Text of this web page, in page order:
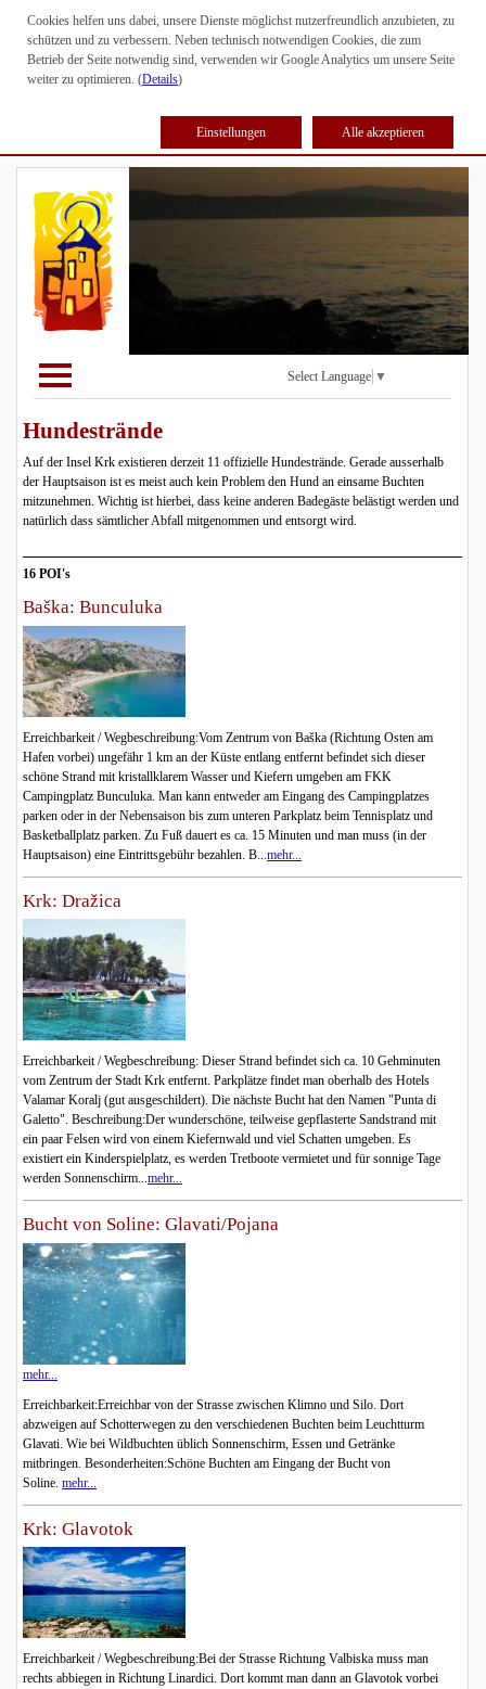
Cookies helfen uns dabei, unsere Dienste möglichst nutzerfreundlich anzubieten, zu
schützen und zu verbessern. Neben technisch notwendigen Cookies, die zum
Betrieb der Seite notwendig sind, verwenden wir Google Analytics um unsere Seite
weiter zu optimieren. (Details)
Einstellungen Alle akzeptieren
Select Language ▼
Hundestrände
Auf der Insel Krk existieren derzeit 11 offizielle Hundestrände. Gerade ausserhalb
der Hauptsaison ist es meist auch kein Problem den Hund an einsame Buchten
mitzunehmen. Wichtig ist hierbei, dass keine anderen Badegäste belästigt werden und
natürlich dass sämtlicher Abfall mitgenommen und entsorgt wird.
16 POI's
Baška: Bunculuka
Erreichbarkeit / Wegbeschreibung:Vom Zentrum von Baška (Richtung Osten am
Hafen vorbei) ungefähr 1 km an der Küste entlang entfernt befindet sich dieser
schöne Strand mit kristallklarem Wasser und Kiefern umgeben am FKK
Campingplatz Bunculuka. Man kann entweder am Eingang des Campingplatzes
parken oder in der Nebensaison bis zum unteren Parkplatz beim Tennisplatz und
Basketballplatz parken. Zu Fuß dauert es ca. 15 Minuten und man muss (in der
Hauptsaison) eine Eintrittsgebühr bezahlen. B... mehr...
Krk: Dražica
Erreichbarkeit / Wegbeschreibung: Dieser Strand befindet sich ca. 10 Gehminuten
vom Zentrum der Stadt Krk entfernt. Parkplätze findet man oberhalb des Hotels
Valamar Koralj (gut ausgeschildert). Die nächste Bucht hat den Namen "Punta di
Galetto". Beschreibung:Der wunderschöne, teilweise gepflasterte Sandstrand mit
ein paar Felsen wird von einem Kiefernwald und viel Schatten umgeben. Es
existiert ein Kinderspielplatz, es werden Tretboote vermietet und für sonnige Tage
werden Sonnenschirm...mehr...
Bucht von Soline: Glavati/Pojana
mehr...
Erreichbarkeit:Erreichbar von der Strasse zwischen Klimno und Silo. Dort
abzweigen auf Schotterwegen zu den verschiedenen Buchten beim Leuchtturm
Glavati. Wie bei Wildbuchten üblich Sonnenschirm, Essen und Getränke
mitbringen. Besonderheiten:Schöne Buchten am Eingang der Bucht von
Soline. mehr...
Krk: Glavotok
Erreichbarkeit / Wegbeschreibung:Bei der Strasse Richtung Valbiska muss man
rechts abbiegen in Richtung Linardici. Dort kommt man dann an Glavotok vorbei